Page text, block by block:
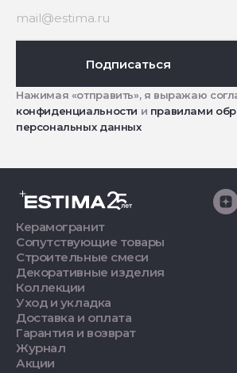
Подписаться
Нажимая «отправить», я выражаю
конфиденциальности и правилами
персональных данных
Керамогранит
Сопутствующие товары
Строительные смеси
Декоративные изделия
Коллекции
Уход и укладка
Доставка и оплата
Гарантия и возврат
Журнал
Акции